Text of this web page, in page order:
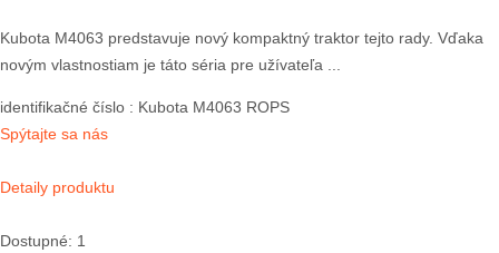
Kubota M4063 predstavuje nový kompaktný traktor tejto rady. Vďaka
novým vlastnostiam je táto séria pre užívateľa ...
identifikačné číslo : Kubota M4063 ROPS
Spýtajte sa nás
Detaily produktu
Dostupné: 1